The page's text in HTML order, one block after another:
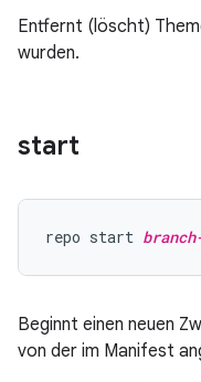
Entfernt (löscht)
wurden.
start
repo start
Beginnt einen neuen
von der im Manifest